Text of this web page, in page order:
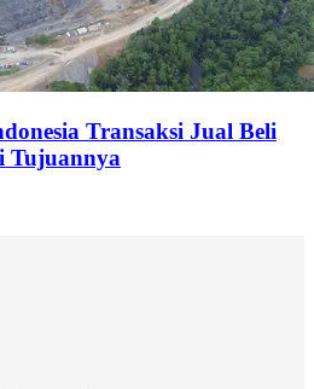
Transaksi Jual Beli
Tujuannya